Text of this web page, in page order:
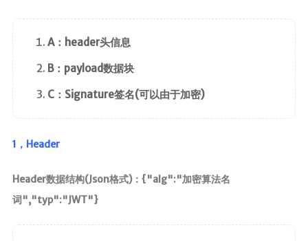
A：header头信息
B：payload数据块
C：Signature签名(可以由于加密)
1，Header
Header数据结构(Json格式)：{"alg":"加密算法名
词","typ":"JWT"}